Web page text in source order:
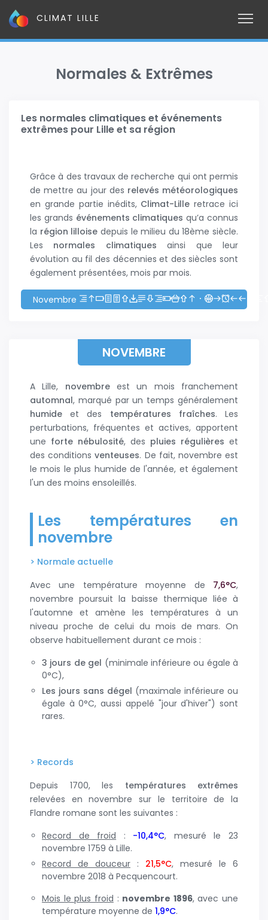
CLIMAT LILLE
Normales & Extrêmes
Les normales climatiques et événements
extrêmes pour Lille et sa région
Grâce à des travaux de recherche qui ont permis
de mettre au jour des relevés météorologiques
en grande partie inédits, Climat-Lille retrace ici
les grands événements climatiques qu’a connus
la région lilloise depuis le milieu du 18ème siècle.
Les normales climatiques ainsi que leur
évolution au fil des décennies et des siècles sont
également présentées, mois par mois.
Novembre
NOVEMBRE
A Lille, novembreest un mois franchement
automnal, marqué par un temps généralement
humideet des températures fraîches. Les
perturbations, fréquentes et actives, apportent
une forte nébulosité, des pluies régulières et
des conditionsventeuses. De fait, novembre est
le mois le plus humide de l'année, et également
l'un des moins ensoleillés.
Les températures en
novembre
> Normale actuelle
Avec une température moyenne de 7,6°C,
novembre poursuit la baisse thermique liée à
l'automne et amène les températures à un
niveau proche de celui du mois de mars. On
observe habituellement durant ce mois :
3 jours de gel (minimale inférieure ou égale à
0°C),
les jours sans dégel (maximale inférieure ou
égale à 0°C, aussi appelé "jour d'hiver") sont
rares.
> Records
Depuis 1700, les températures extrêmes
relevées en novembre sur le territoire de la
Flandre romane sont les suivantes :
Record de froid : -10,4°C, mesuré le 23
novembre 1759 à Lille.
Record de douceur : 21,5°C, mesuré le 6
novembre 2018 à Pecquencourt.
Mois le plus froid : novembre 1896, avec une
température moyenne de 1,9°C.